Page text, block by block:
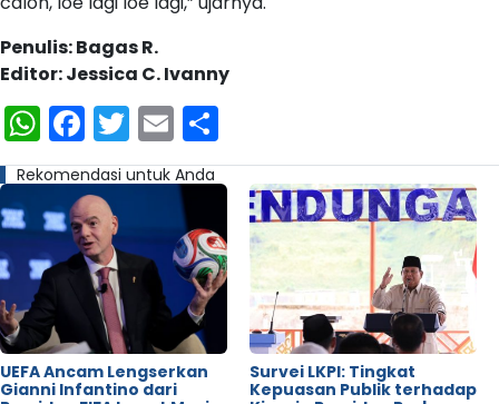
Penulis: Bagas R.
Editor: Jessica C. Ivanny
WhatsApp
Facebook
Twitter
Email
Rekomendasi untuk Anda
UEFA Ancam Lengserkan
Gianni Infantino dari
Survei LKPI: Tingkat
Kepuasan Publik terhadap